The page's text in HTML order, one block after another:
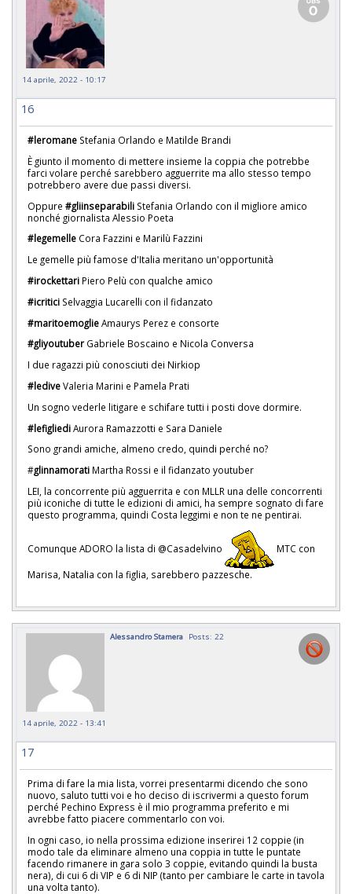
14 aprile, 2022 - 10:17
16
#leromane Stefania Orlando e Matilde Brandi
È giunto il momento di mettere insieme la coppia che potrebbe
farci volare perché sarebbero agguerrite ma allo stesso tempo
potrebbero avere due passi diversi.
Oppure #gliinseparabili Stefania Orlando con il migliore amico
nonché giornalista Alessio Poeta
#legemelle Cora Fazzini e Marilù Fazzini
Le gemelle più famose d'Italia meritano un'opportunità
#irockettari Piero Pelù con qualche amico
#icritici Selvaggia Lucarelli con il fidanzato
#maritoemoglieAmaurys Perez e consorte
#gliyoutuber Gabriele Boscaino e Nicola Conversa
I due ragazzi più conosciuti dei Nirkiop
#lediveValeria Marini e Pamela Prati
Un sogno vederle litigare e schifare tutti i posti dove dormire.
#lefigliediAurora Ramazzotti e Sara Daniele
Sono grandi amiche, almeno credo, quindi perché no?
#glinnamorati Martha Rossi e il fidanzato youtuber
LEI, la concorrente più agguerrita e con MLLR una delle concorrenti
più iconiche di tutte le edizioni di amici, ha sempre sognato di fare
questo programma, quindi Costa leggimi e non te ne pentirai.
Comunque ADORO la lista di @Casadelvino MTC con
Marisa, Natalia con la figlia, sarebbero pazzesche.
Alessandro Stamera Posts: 22
14 aprile, 2022 - 13:41
17
Prima di fare la mia lista, vorrei presentarmi dicendo che sono
nuovo, saluto tutti voi e ho deciso di iscrivermi a questo forum
perché Pechino Express è il mio programma preferito e mi
avrebbe fatto piacere commentarlo con voi.
In ogni caso, io nella prossima edizione inserirei 12 coppie (in
modo tale da eliminare almeno una coppia in tutte le puntate
facendo rimanere in gara solo 3 coppie, evitando quindi la busta
nera), di cui 6 di VIP e 6 di NIP (tanto per cambiare le carte in tavola
una volta tanto).